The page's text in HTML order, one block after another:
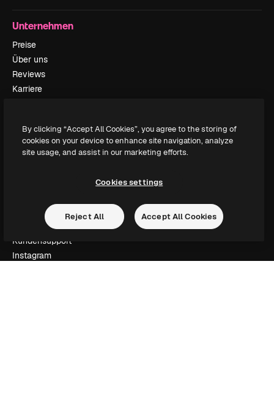
Unternehmen
Preise
Über uns
Reviews
Karriere
Veranstaltungen
Slidesgo
Kontakt aufnehmen
Kundensupport
Instagram
By clicking “Accept All Cookies”, you agree to the storing of
cookies on your device to enhance site navigation, analyze
site usage, and assist in our marketing efforts.
Cookies settings
Reject All Accept All Cookies